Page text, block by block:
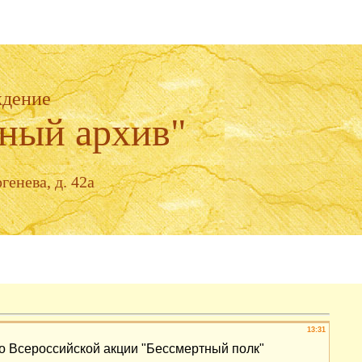
архив"
д. 42а
13:31
Всероссийской акции "Бессмертный полк"